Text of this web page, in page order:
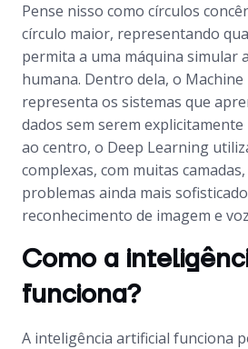
Pense nisso como círculos
círculo maior, representando
permita a uma máquina simular
humana. Dentro dela, o
representa os sistemas que
dados sem serem
ao centro, o Deep Learning
complexas, com muitas
problemas ainda mais
reconhecimento de imagem e
Como a
funciona?
A inteligência artificial funciona